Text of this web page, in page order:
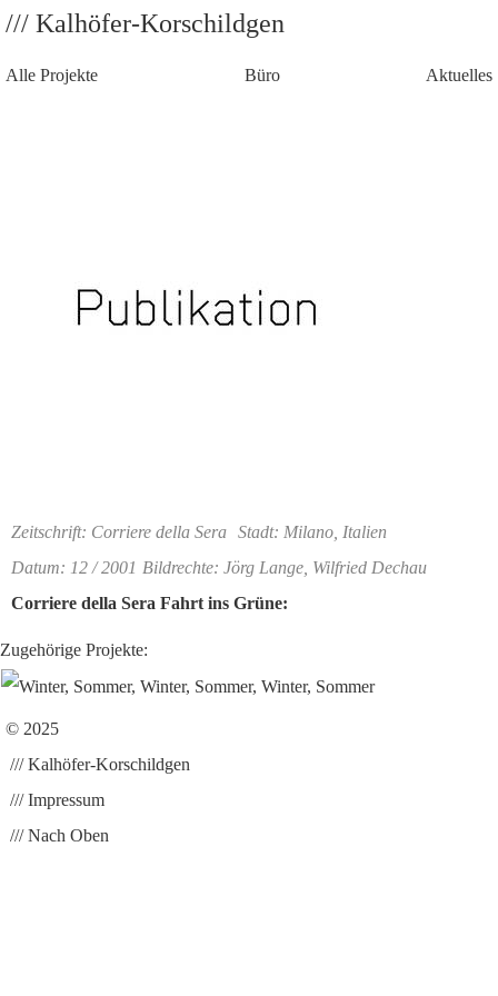
/// Kalhöfer-Korschildgen
Alle Projekte Büro Aktuelles
Zeitschrift: Corriere della Sera Stadt: Milano, Italien
Datum: 12 / 2001 Bildrechte: Jörg Lange, Wilfried Dechau
Corriere della Sera Fahrt ins Grüne:
Zugehörige Projekte:
© 2025
/// Kalhöfer-Korschildgen
/// Impressum
/// Nach Oben